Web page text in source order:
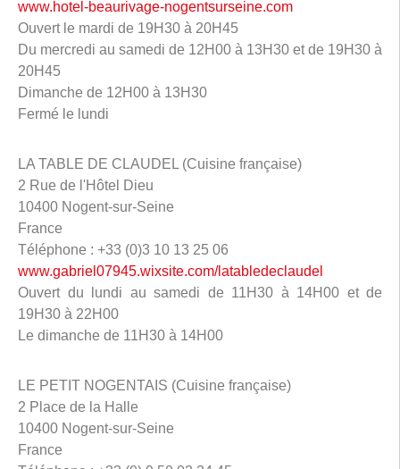
www.hotel-beaurivage-nogentsurseine.com
Ouvert le mardi de 19H30 à 20H45
Du mercredi au samedi de 12H00 à 13H30 et de 19H30 à
20H45
Dimanche de 12H00 à 13H30
Fermé le lundi
LA TABLE DE CLAUDEL (Cuisine française)
2 Rue de l'Hôtel Dieu
10400 Nogent-sur-Seine
France
Téléphone : +33 (0)3 10 13 25 06
www.gabriel07945.wixsite.com/latabledeclaudel
Ouvert du lundi au samedi de 11H30 à 14H00 et de
19H30 à 22H00
Le dimanche de 11H30 à 14H00
LE PETIT NOGENTAIS (Cuisine française)
2 Place de la Halle
10400 Nogent-sur-Seine
France